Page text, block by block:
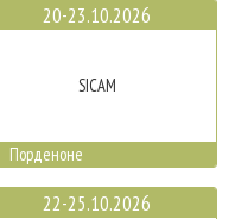
20-23.10.2026
SICAM
Порденоне
22-25.10.2026